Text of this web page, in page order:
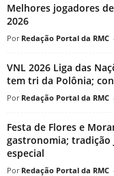
Melhores jogadores
2026
Redação Portal da RMC
VNL 2026 Liga das
tem tri da Polônia;
Redação Portal da RMC
Festa de Flores e
gastronomia; tradição
especial
Redação Portal da RMC